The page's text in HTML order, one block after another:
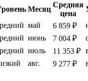
Месяц
Средняя
цена
май 6 859 ₽
июнь 7 004 ₽
июль 11 353 ₽
авг. 9 277 ₽